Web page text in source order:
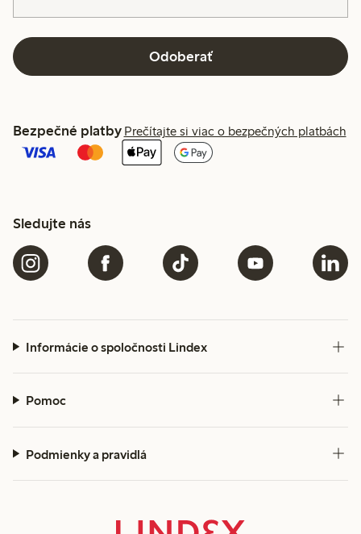
Odoberať
Bezpečné platby Prečítajte si viac o bezpečných platbách
Sledujte nás
Informácie o spoločnosti Lindex
Pomoc
Podmienky a pravidlá